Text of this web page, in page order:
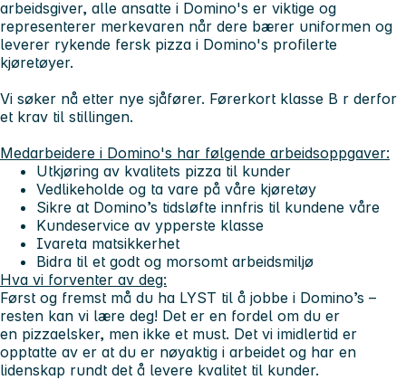
arbeidsgiver, alle ansatte i Domino's er viktige og
representerer merkevaren når dere bærer uniformen og
leverer rykende fersk pizza i Domino's profilerte
kjøretøyer.
Vi søker nå etter nye sjåfører. Førerkort klasse B r derfor
et krav til stillingen.
Medarbeidere i Domino's har følgende arbeidsoppgaver:
Utkjøring av kvalitets pizza til kunder
Vedlikeholde og ta vare på våre kjøretøy
Sikre at Domino’s tidsløfte innfris til kundene våre
Kundeservice av ypperste klasse
Ivareta matsikkerhet
Bidra til et godt og morsomt arbeidsmiljø
Hva vi forventer av deg:
Først og fremst må du ha LYST til å jobbe i Domino’s –
resten kan vi lære deg! Det er en fordel om du er
en pizzaelsker, men ikke et must. Det vi imidlertid er
opptatte av er at du er nøyaktig i arbeidet og har en
lidenskap rundt det å levere kvalitet til kunder.